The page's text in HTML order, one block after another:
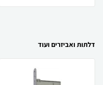
דלתות ואביזרים ועוד